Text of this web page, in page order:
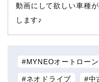
動画にして欲しい車種
します♪
MYNEOオートローン
ネオドライブ 中